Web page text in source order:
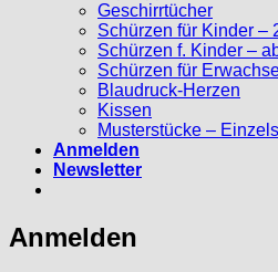
Geschirrtücher
Schürzen für Kinder –
Schürzen f. Kinder –
Schürzen für
Blaudruck-Herzen
Kissen
Musterstücke –
Anmelden
Newsletter
Anmelden